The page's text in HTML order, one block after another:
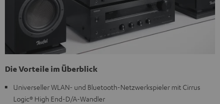
Die Vorteile im Überblick
Universeller WLAN- und Bluetooth-Netzwerkspieler mit Cirrus
Logic® High End-D/A-Wandler